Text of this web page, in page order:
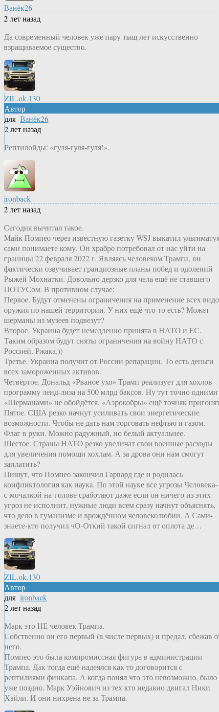
Ванёк26
2 лет назад
Да современный человек уже пару тыщ лет искусственно
взращиваемое существо.
ZIL.ok.130
Автор
для Ванёк26
2 лет назад
Рептилойды: «гуля-гуля-гуля!».
ironback
2 лет назад
Сегодня вычитал такое.
Майк Помпео через известную газетку WSJ выкатил
сами понимаете кому. Он храбро потребовал от нас уйти на
границы 22 февраля 2022 г. Являясь человеком Трампа, он
фактически озвучивает грандиозные планы побед и одолений
Рыжей Мохнатки. Довольно дерзко для чела ещё не ставшего
ПОТУСом. В противном случае:
Первое. Будут отменены ограничения на применение всех
оружия по нашей территории. У них ещё что-то есть? Может
шерманы из музеев подвезут?
Второе. Украина будет немедленно принята в НАТО и ЕС.
Таким образом будут сняты ограничения на войну НАТО с
Россией. Ржака.))
Третье. Украина получит от России репарации. То есть деньги
всех замороженных активов.
Четвёртое. Дональд «Рваное ухо» Трамп реализует для хохлов
программу ленд-лиза на 500 млрд баксов. Ну тут точно одними
«Шерманами» не обойдётся, «Аэрокобры» ещё точняк
Пятое. США резко начнут усиливать свои энергетические
возможности. Чтобы не дать нам торговать нефтью и газом.
Флаг в руки. Можно радужный, но белый актуальнее.
Шестое. Страны НАТО резко увеличат свои военные расходы
для увеличения помощи хохлам. А за дрова они нам смогут
заплатить?
Пишут, что Помпео закончил Гарвард где и родилась
конфликтология как наука. По этой науке все угрозы Человека-
с-мочалкой-на-голове сработают даже если он ничего из этих
угроз не исполнит, нужные люди всем сразу начнут объяснять,
что дело в гуманизме и врождённом человеколюбии. А Сами-
знаете-кто получил чО-Откий такой сигнал от оплота де…
ZIL.ok.130
Автор
для ironback
2 лет назад
Марк это НЕ человек Трампа.
Собственно он его первый (в числе первых) и предал, сбежав
него.
Помпео это была компромиссная фигура в администрации
Трампа. Дак тогда ещё надеялся как то договорится с
рептилиями финкапа. А когда понял что это невозможно, было
уже поздно. Марк Уэйнович из тех кто недавно двигал Ники
Хэйли. И они нихрена не за Трампа.